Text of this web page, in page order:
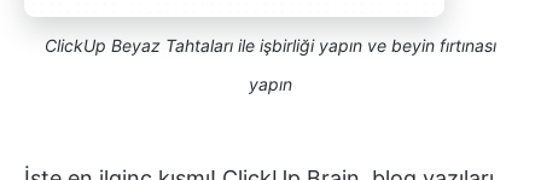
ClickUp Beyaz Tahtaları ile işbirliği yapın ve beyin fırtınası
yapın